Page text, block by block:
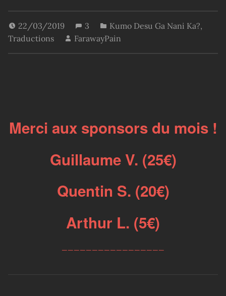
22/03/2019 3 Kumo Desu Ga Nani Ka?,
Traductions
FarawayPain
Merci aux sponsors du mois !
Guillaume V. (25€)
Quentin S. (20€)
Arthur L. (5€)